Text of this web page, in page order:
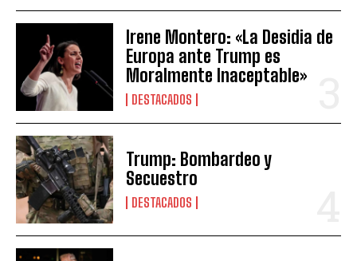
Irene Montero: «La Desidia de
Europa ante Trump es
Moralmente Inaceptable»
DESTACADOS
Trump: Bombardeo y
Secuestro
DESTACADOS